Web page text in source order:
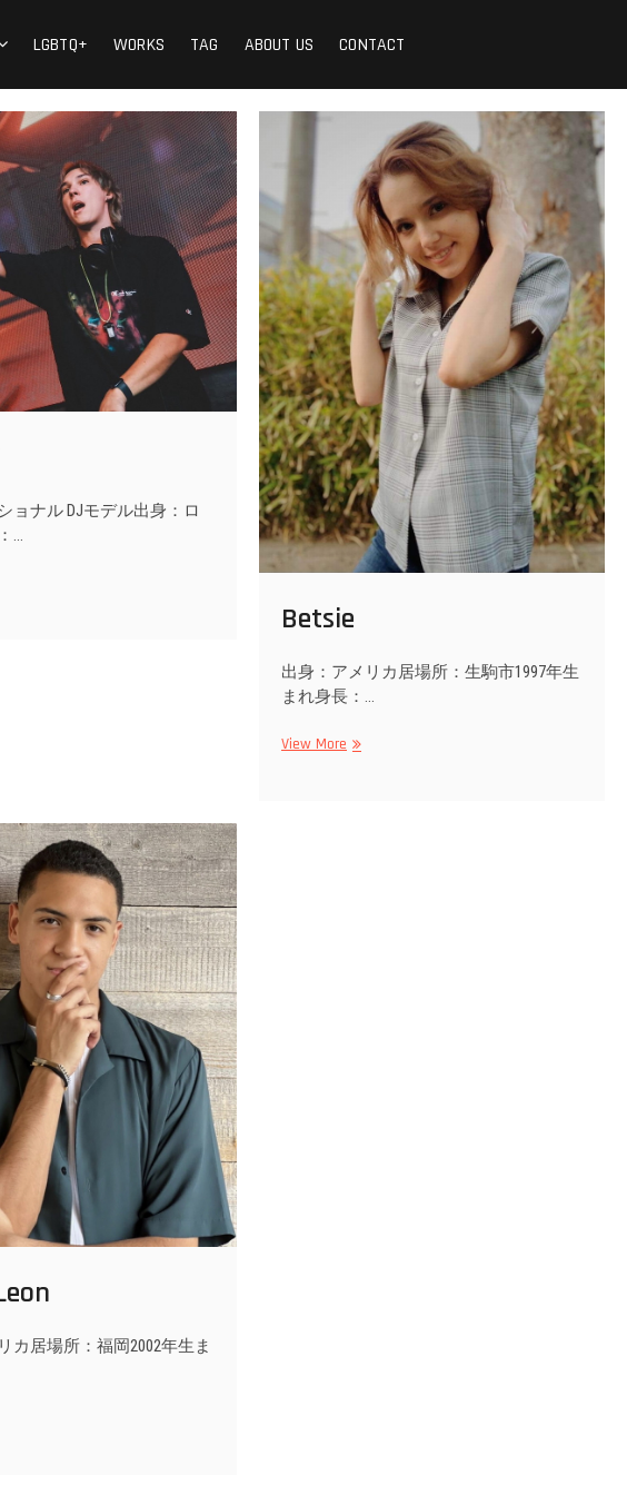
LGBTQ+ WORKS TAG ABOUT US CONTACT
ョナル DJモデル出身：ロ
…
Betsie
出身：アメリカ居場所：生駒市1997年生
まれ身長：…
View More Betsie
カ居場所：福岡2002年生ま